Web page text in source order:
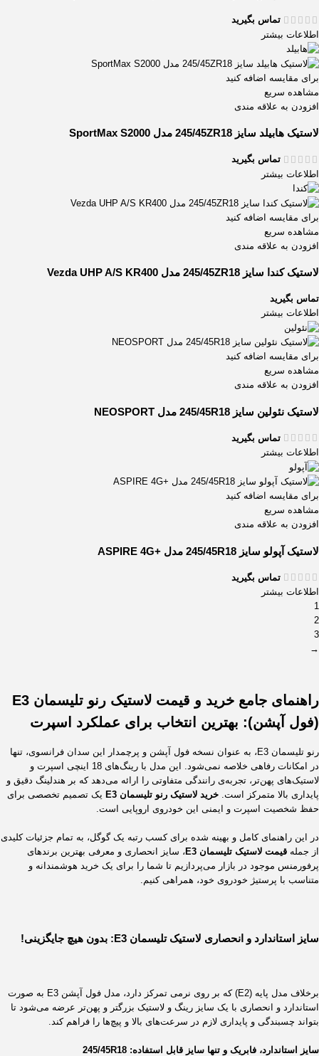
تماس بگیرید
اطلاعات بیشتر
برای مقایسه اضافه کنید
مشاهده سریع
افزودن به علاقه مندی
لاستیک هابیلد سایز 245/45ZR18 مدل SportMax S2000
تماس بگیرید
اطلاعات بیشتر
برای مقایسه اضافه کنید
مشاهده سریع
افزودن به علاقه مندی
لاستیک کندا سایز 245/45ZR18 مدل Vezda UHP A/S KR400
تماس بگیرید
اطلاعات بیشتر
برای مقایسه اضافه کنید
مشاهده سریع
افزودن به علاقه مندی
لاستیک نئولین سایز 245/45R18 مدل NEOSPORT
تماس بگیرید
اطلاعات بیشتر
برای مقایسه اضافه کنید
مشاهده سریع
افزودن به علاقه مندی
لاستیک آپولو سایز 245/45R18 مدل +ASPIRE 4G
تماس بگیرید
اطلاعات بیشتر
1
2
3
→
راهنمای جامع خرید و قیمت لاستیک رنو تلیسمان E3
(فول آپشن): بهترین انتخاب برای عملکرد اسپرت
رنو تلیسمان E3، به عنوان نسخه فول آپشن و پرچمدار این سدان فرانسوی، تنها
در امکانات رفاهی خلاصه نمی‌شود. این مدل با رینگ‌های 18 اینچی اسپرت و
لاستیک‌های پهن‌تر، تجربه‌ی رانندگی متفاوتی را ارائه می‌دهد که بر هندلینگ دقیق و
پایداری بالا متمرکز است. خرید لاستیک رنو تلیسمان E3
یک تصمیم تخصصی برای
حفظ شخصیت اسپرت و ایمنی این خودروی اروپایی است.
در این راهنمای کامل و بهینه شده برای کسب رتبه یک گوگل، به تمام جزئیات کلیدی
از جمله قیمت لاستیک تلیسمان E3
، سایز انحصاری و معرفی بهترین برندهای
پرفورمنس موجود در بازار می‌پردازیم تا شما را برای یک خرید هوشمندانه و
متناسب با پرستیژ خودروی خود، همراهی کنیم.
سایز استاندارد و انحصاری لاستیک تلیسمان E3: بدون هیچ جایگزینی!
برخلاف مدل پایه (E2) که بر روی نرمی تمرکز دارد، مدل فول آپشن E3 به صورت
استاندارد و انحصاری با یک سایز رینگ و لاستیک بزرگتر و پهن‌تر عرضه می‌شود تا
بتواند چسبندگی و پایداری لازم در سرعت‌های بالا و پیچ‌ها را فراهم کند.
سایز استاندارد، فابریک و تنها سایز قابل استفاده: 245/45R18